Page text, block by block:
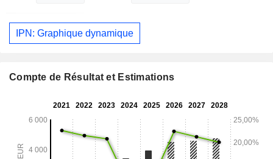
IPN: Graphique dynamique
Compte de Résultat et Estimations